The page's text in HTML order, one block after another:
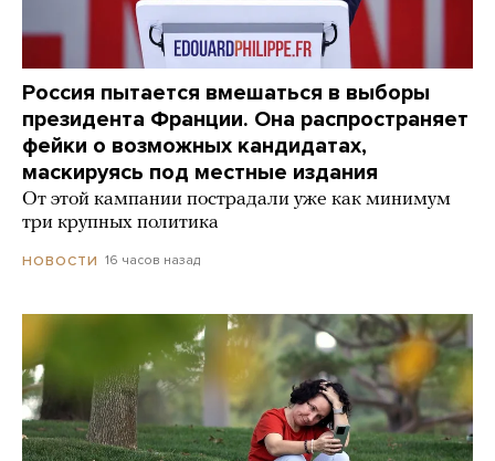
Россия пытается вмешаться в выборы
президента Франции. Она распространяет
фейки о возможных кандидатах,
маскируясь под местные издания
От этой кампании пострадали уже как минимум
три крупных политика
НОВОСТИ 16 часов назад